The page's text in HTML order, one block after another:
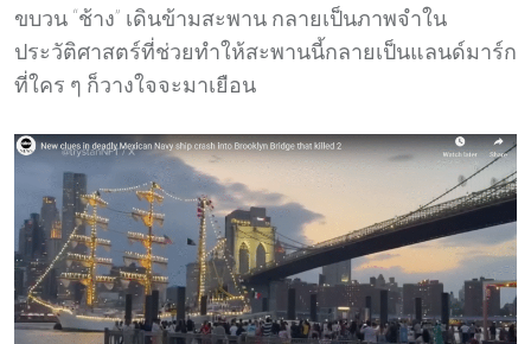
ขบวน “ช้าง” เดินข้ามสะพาน กลายเป็นภาพจำใน
ประวัติศาสตร์ที่ช่วยทำให้สะพานนี้กลายเป็นแลนด์มาร์ก
ที่ใคร ๆ ก็วางใจจะมาเยือน